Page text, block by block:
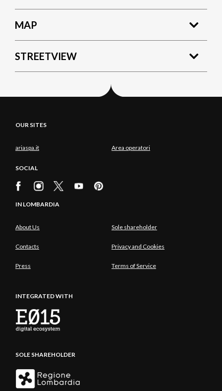
MAP
STREETVIEW
OUR SITES
ariaspa.it Area operatori
SOCIAL
IN LOMBARDIA
About Us Sole shareholder
Contacts Privacy and Cookies
Press Terms of Service
INTEGRATED WITH
SOLE SHAREHOLDER